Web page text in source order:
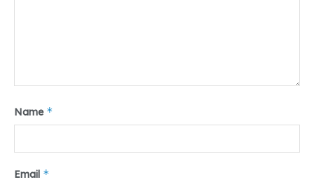
Name *
Email *